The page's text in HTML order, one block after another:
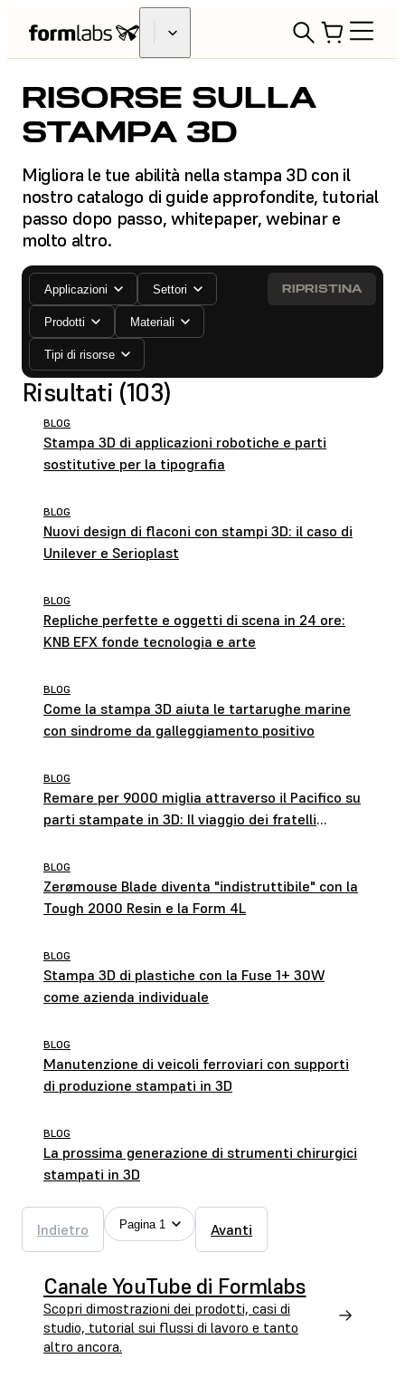
RISORSE SULLA
STAMPA 3D
Migliora le tue abilità nella stampa 3D con il
nostro catalogo di guide approfondite, tutorial
passo dopo passo, whitepaper, webinar e
molto altro.
Applicazioni Settori
Prodotti Materiali
Tipi di risorse
RIPRISTINA
Risultati (103)
BLOG
Stampa 3D di applicazioni robotiche e parti
sostitutive per la tipografia
BLOG
Nuovi design di flaconi con stampi 3D: il caso di
Unilever e Serioplast
BLOG
Repliche perfette e oggetti di scena in 24 ore:
KNB EFX fonde tecnologia e arte
BLOG
Come la stampa 3D aiuta le tartarughe marine
con sindrome da galleggiamento positivo
BLOG
Remare per 9000 miglia attraverso il Pacifico su
parti stampate in 3D: Il viaggio dei fratelli
BLOG
Zerømouse Blade diventa "indistruttibile" con la
Tough 2000 Resin e la Form 4L
BLOG
Stampa 3D di plastiche con la Fuse 1+ 30W
come azienda individuale
BLOG
Manutenzione di veicoli ferroviari con supporti
di produzione stampati in 3D
BLOG
La prossima generazione di strumenti chirurgici
stampati in 3D
Indietro Pagina 1 Avanti
Canale YouTube di Formlabs
Scopri dimostrazioni dei prodotti, casi di
studio, tutorial sui flussi di lavoro e tanto
altro ancora.